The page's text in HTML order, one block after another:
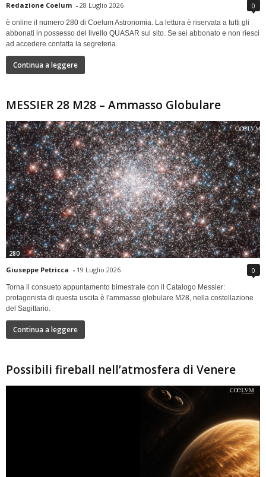
Redazione Coelum - 28 Luglio 2026 0
è online il numero 280 di Coelum Astronomia. La lettura è riservata a tutti gli
abbonati in possesso del livello QUASAR sul sito. Se sei abbonato e non riesci
ad accedere contatta la segreteria.
Continua a leggere
MESSIER 28 M28 – Ammasso Globulare
280
Giuseppe Petricca - 19 Luglio 2026 0
Torna il consueto appuntamento bimestrale con il Catalogo Messier:
protagonista di questa uscita è l'ammasso globulare M28, nella costellazione
del Sagittario.
Continua a leggere
Possibili fireball nell’atmosfera di Venere